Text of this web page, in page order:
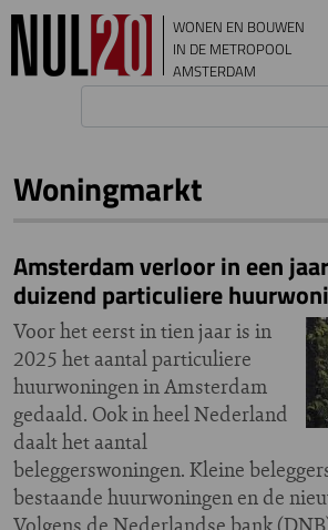
Overslaan en naar de inhoud gaan
WONEN EN BOUWEN
IN DE METROPOOL
AMSTERDAM
Woningmarkt
Amsterdam verloor in een
duizend particuliere
Voor het eerst in tien jaar is in
2025 het aantal particuliere
huurwoningen in Amsterdam
gedaald. Ook in heel Nederland
daalt het aantal
beleggerswoningen. Kleine
bestaande huurwoningen en de